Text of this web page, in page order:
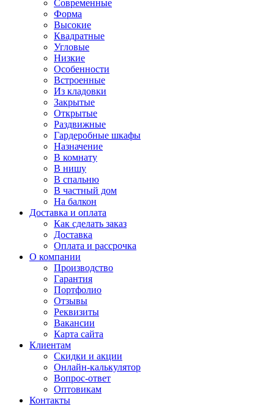
Современные
Форма
Высокие
Квадратные
Угловые
Низкие
Особенности
Встроенные
Из кладовки
Закрытые
Открытые
Раздвижные
Гардеробные шкафы
Назначение
В комнату
В нишу
В спальню
В частный дом
На балкон
Доставка и оплата
Как сделать заказ
Доставка
Оплата и рассрочка
О компании
Производство
Гарантия
Портфолио
Отзывы
Реквизиты
Вакансии
Карта сайта
Клиентам
Скидки и акции
Онлайн-калькулятор
Вопрос-ответ
Оптовикам
Контакты